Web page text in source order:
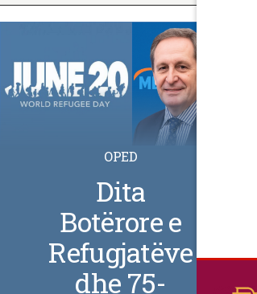
OPED
Dita
Botërore e
Refugjatëve
dhe 75-